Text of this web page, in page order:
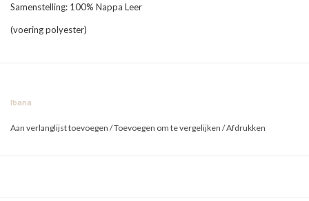
Samenstelling: 100% Nappa Leer
(voering polyester)
Ibana
Aan verlanglijst toevoegen /Toevoegen om te vergelijken /Afdrukken